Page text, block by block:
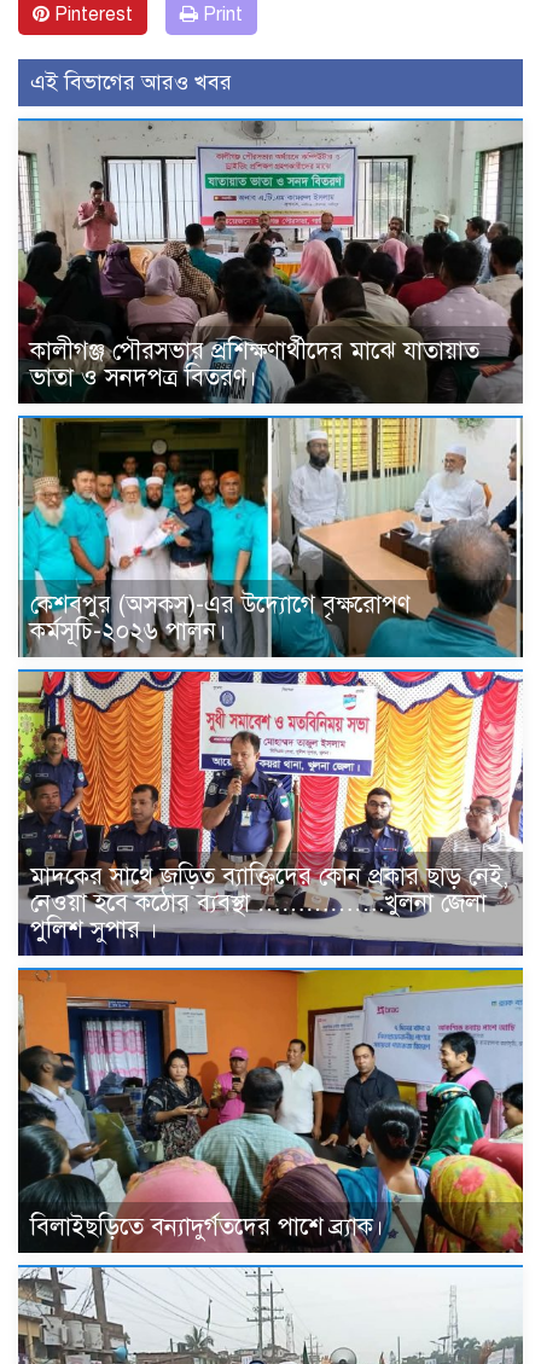
Pinterest Print
এই বিভাগের আরও খবর
কালীগঞ্জ পৌরসভার প্রশিক্ষণার্থীদের মাঝে যাতায়াত
ভাতা ও সনদপত্র বিতরণ।
কেশবপুর (অসকস)-এর উদ্যোগে বৃক্ষরোপণ
কর্মসূচি-২০২৬ পালন।
মাদকের সাথে জড়িত ব্যাক্তিদের কোন প্রকার ছাড় নেই,
নেওয়া হবে কঠোর ব্যবস্থা …………….খুলনা জেলা
পুলিশ সুপার ।
বিলাইছড়িতে বন্যাদুর্গতদের পাশে ব্র্যাক।